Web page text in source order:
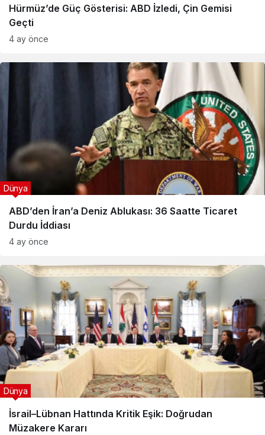
Hürmüz’de Güç Gösterisi: ABD İzledi, Çin Gemisi
Geçti
4 ay önce
ABD’den İran’a Deniz Ablukası: 36 Saatte Ticaret
Durdu İddiası
Dünya
4 ay önce
İsrail–Lübnan Hattında Kritik Eşik: Doğrudan
Müzakere Kararı
Dünya